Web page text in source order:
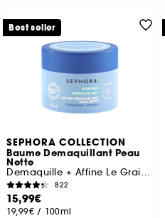
SEPHORA COLLECTION
Baume Demaquillant Peau
Nette
Demaquille + Affine Le Grain De Peau
822
15,99€
19,99€ / 100ml
Best seller